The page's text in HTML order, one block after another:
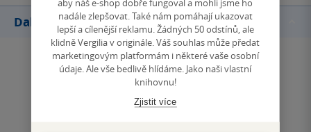
Další knihy autora
nadále zlepšovat. Také nám pomáhají ukazovat
lepší a cílenější reklamu. Žádných 50 odstínů, ale
klidně Vergilia v originále. Váš souhlas může předat
marketingovým platformám i některé vaše osobní
údaje. Ale vše bedlivě hlídáme. Jako naši vlastní
knihovnu!
Zjistit více